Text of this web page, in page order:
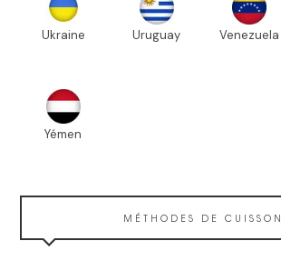
Ukraine Uruguay Venezuela
Yémen
MÉTHODES DE CUISSON